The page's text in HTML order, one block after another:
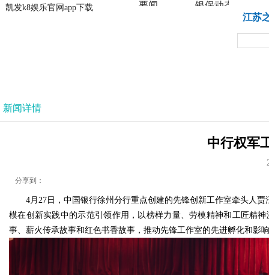
凯发k8娱乐官网app下载
凯发k8娱乐官网app下载
要闻 银保动态
江苏
新闻详情
中行权军
分享到：
4月27日，中国银行徐州分行重点创建的先锋创新工作室牵头人
模在创新实践中的示范引领作用，以榜样力量、劳模精神和工匠精
事、薪火传承故事和红色书香故事，推动先锋工作室的先进孵化和影